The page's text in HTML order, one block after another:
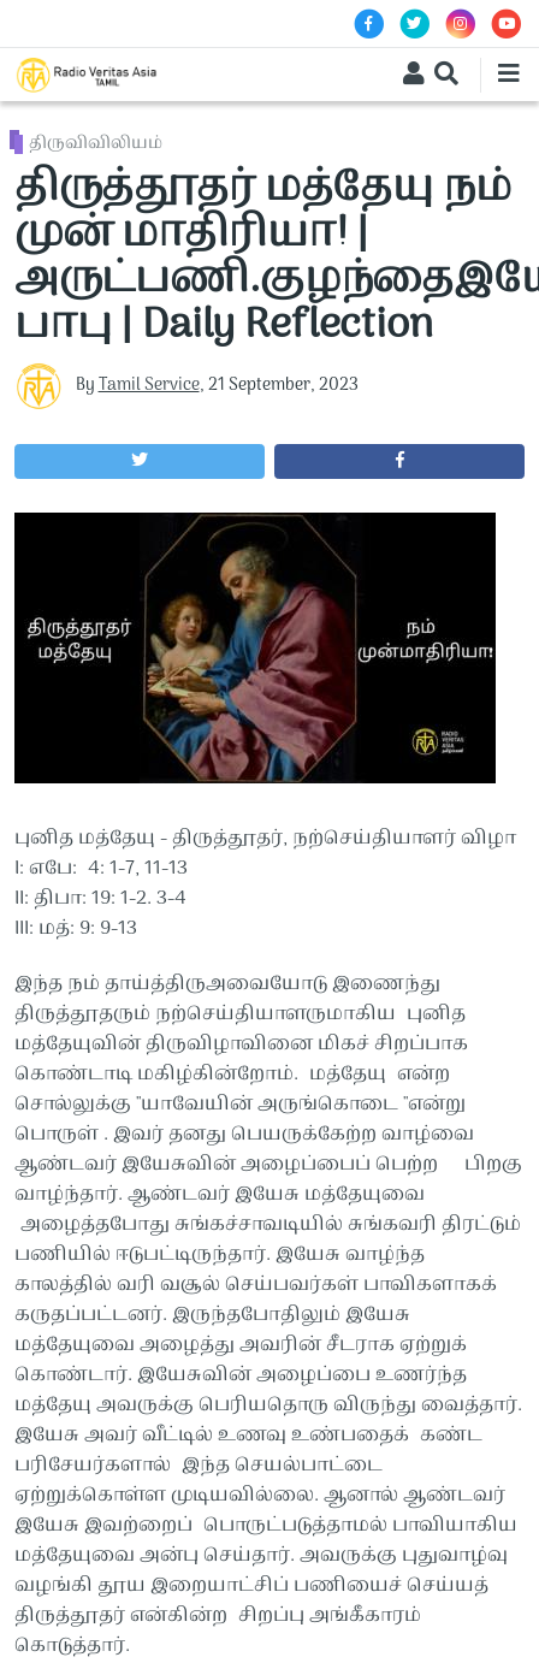
திருவிவிலியம்
திருத்தூதர் மத்தேயு நம்
முன் மாதிரியா! |
பாபு | Daily Reflection
ByTamil Service,21 September, 2023
புனித மத்தேயு - திருத்தூதர், நற்செய்தியாளர் விழா
I: எபே: 4: 1-7, 11-13
II: திபா: 19: 1-2. 3-4
III: மத்: 9: 9-13
இந்த நம் தாய்த்திருஅவையோடு இணைந்து
திருத்தூதரும் நற்செய்தியாளருமாகிய புனித
மத்தேயுவின் திருவிழாவினை மிகச் சிறப்பாக
கொண்டாடி மகிழ்கின்றோம். மத்தேயு என்ற
சொல்லுக்கு "யாவேயின் அருங்கொடை "என்று
பொருள் . இவர் தனது பெயருக்கேற்ற வாழ்வை
ஆண்டவர் இயேசுவின் அழைப்பைப் பெற்ற பிறகு
வாழ்ந்தார். ஆண்டவர் இயேசு மத்தேயுவை
அழைத்தபோது சுங்கச்சாவடியில் சுங்கவரி திரட்டும்
பணியில் ஈடுபட்டிருந்தார். இயேசு வாழ்ந்த
காலத்தில் வரி வசூல் செய்பவர்கள் பாவிகளாகக்
கருதப்பட்டனர். இருந்தபோதிலும் இயேசு
மத்தேயுவை அழைத்து அவரின் சீடராக ஏற்றுக்
கொண்டார். இயேசுவின் அழைப்பை உணர்ந்த
மத்தேயு அவருக்கு பெரியதொரு விருந்து வைத்தார்.
இயேசு அவர் வீட்டில் உணவு உண்பதைக் கண்ட
பரிசேயர்களால் இந்த செயல்பாட்டை
ஏற்றுக்கொள்ள முடியவில்லை. ஆனால் ஆண்டவர்
இயேசு இவற்றைப் பொருட்படுத்தாமல் பாவியாகிய
மத்தேயுவை அன்பு செய்தார். அவருக்கு புதுவாழ்வு
வழங்கி தூய இறையாட்சிப் பணியைச் செய்யத்
திருத்தூதர் என்கின்ற சிறப்பு அங்கீகாரம்
கொடுத்தார்.